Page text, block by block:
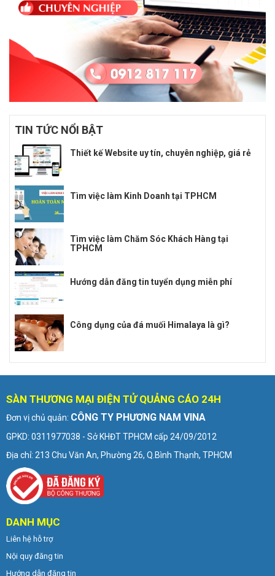
TIN TỨC NỔI BẬT
Thiết kế Website uy tín, chuyên nghiệp, giá rẻ
Tìm việc làm Kinh Doanh tại TPHCM
Tìm việc làm Chăm Sóc Khách Hàng tại
TPHCM
Hướng dẫn đăng tin tuyển dụng miễn phí
Công dụng của đá muối Himalaya là gì?
SÀN THƯƠNG MẠI ĐIỆN TỬ QUẢNG CÁO 24H
Đơn vị chủ quản: CÔNG TY PHƯƠNG NAM VINA
GPKD: 0311977038 - Sở KHĐT TPHCM cấp 24/09/2012
Địa chỉ: 213 Chu Văn An, Phường 26, Q.Bình Thạnh, TPHCM
DANH MỤC
Liên hệ hỗ trợ
Nội quy đăng tin
Hướng dẫn đăng tin